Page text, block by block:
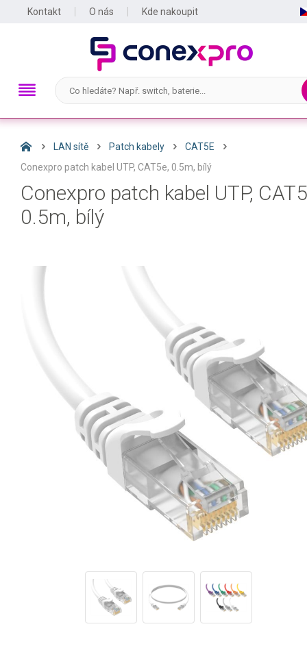
Kontakt O nás Kde nakoupit
LAN sítě Patch kabely
CAT5E
Conexpro patch kabel UTP, CAT5e, 0.5m, bílý
Conexpro patch kabel UTP,
0.5m, bílý